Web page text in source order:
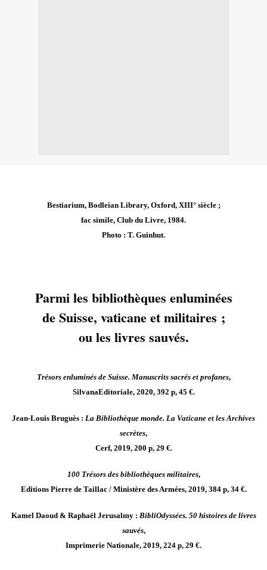
Bestiarium, Bodleian Library, Oxford, XIII° siècle ;
fac simile, Club du Livre, 1984.
Photo : T. Guinhut.
Parmi les bibliothèques enluminées
de Suisse, vaticane et militaires ;
ou les livres sauvés.
Trésors enluminés de Suisse. Manuscrits sacrés et profanes,
SilvanaEditoriale, 2020, 392 p, 45 €.
Jean-Louis Bruguès : La Bibliothèque monde. La Vaticane et les Archives
secrètes,
Cerf, 2019, 200 p, 29 €.
100 Trésors des bibliothèques militaires,
Editions Pierre de Taillac / Ministère des Armées, 2019, 384 p, 34 €.
Kamel Daoud & Raphaël Jerusalmy : BibliOdyssées. 50 histoires de livres
sauvés,
Imprimerie Nationale, 2019, 224 p, 29 €.